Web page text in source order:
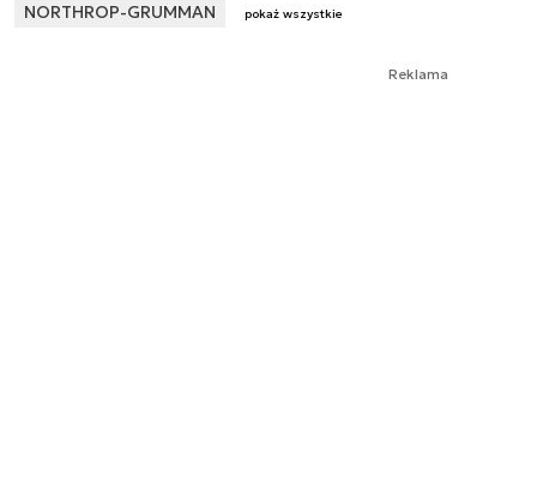
NORTHROP-GRUMMAN
pokaż wszystkie
Reklama